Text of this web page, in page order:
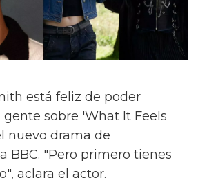
está feliz de poder
sobre 'What It Feels
nuevo drama de
BBC. "Pero primero tienes
aclara el actor.